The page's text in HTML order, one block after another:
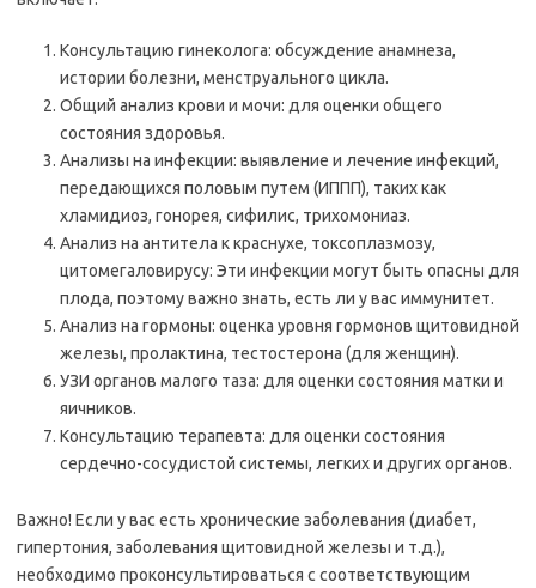
Консультацию гинеколога: обсуждение анамнеза,
истории болезни, менструального цикла.
Общий анализ крови и мочи: для оценки общего
состояния здоровья.
Анализы на инфекции: выявление и лечение инфекций,
передающихся половым путем (ИППП), таких как
хламидиоз, гонорея, сифилис, трихомониаз.
Анализ на антитела к краснухе, токсоплазмозу,
цитомегаловирусу: Эти инфекции могут быть опасны для
плода, поэтому важно знать, есть ли у вас иммунитет.
Анализ на гормоны: оценка уровня гормонов щитовидной
железы, пролактина, тестостерона (для женщин).
УЗИ органов малого таза: для оценки состояния матки и
яичников.
Консультацию терапевта: для оценки состояния
сердечно-сосудистой системы, легких и других органов.
Важно! Если у вас есть хронические заболевания (диабет,
гипертония, заболевания щитовидной железы и т.д.),
необходимо проконсультироваться с соответствующим